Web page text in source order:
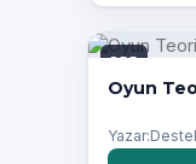
PDF
Oyun